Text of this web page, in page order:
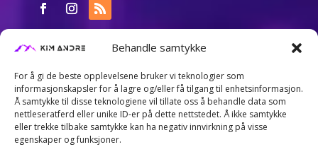
Behandle samtykke
For å gi de beste opplevelsene bruker vi teknologier som
informasjonskapsler for å lagre og/eller få tilgang til enhetsinformasjon.
Å samtykke til disse teknologiene vil tillate oss å behandle data som
nettleseratferd eller unike ID-er på dette nettstedet. Å ikke samtykke
eller trekke tilbake samtykke kan ha negativ innvirkning på visse
egenskaper og funksjoner.